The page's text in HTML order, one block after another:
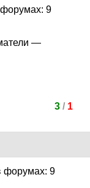
—
3/ 1